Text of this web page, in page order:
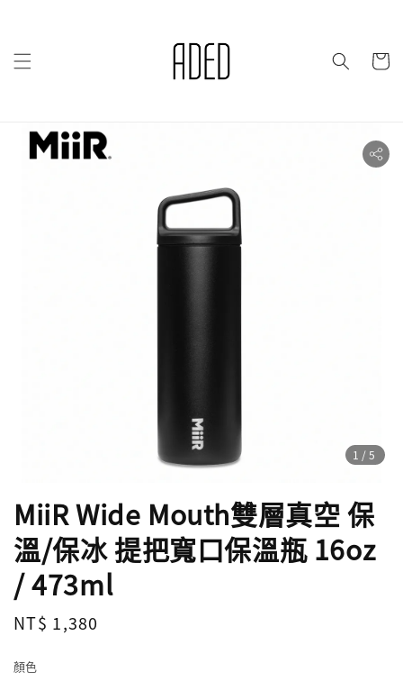
1 /5
MiiR Wide Mouth雙層真空 保
溫/保冰 提把寬口保溫瓶 16oz
/ 473ml
Regular
NT$ 1,380
顏色